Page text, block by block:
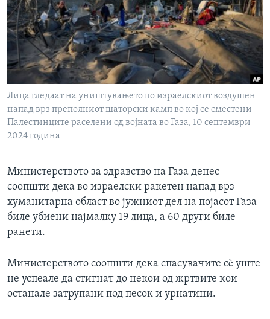
ИНТЕРВЈУА
Јазици
Лица гледаат на уништувањето по израелскиот воздушен
напад врз преполниот шаторски камп во кој се сместени
Палестинците раселени од војната во Газа, 10 септември
2024 година
Министерството за здравство на Газа денес
соопшти дека во израелски ракетен напад врз
хуманитарна област во јужниот дел на појасот Газа
биле убиени најмалку 19 лица, а 60 други биле
ранети.
Министерството соопшти дека спасувачите сè уште
не успеале да стигнат до некои од жртвите кои
останале затрупани под песок и урнатини.